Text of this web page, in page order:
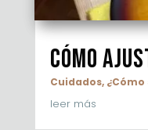
Cómo
Cuidados, ¿Cómo
leer más